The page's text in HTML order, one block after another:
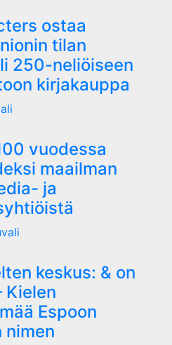
ostaa
tilan
250-neliöiseen
kirjakauppa
vuodessa
maailman
ja
keskus: & on
Kielen
Espoon
nimen